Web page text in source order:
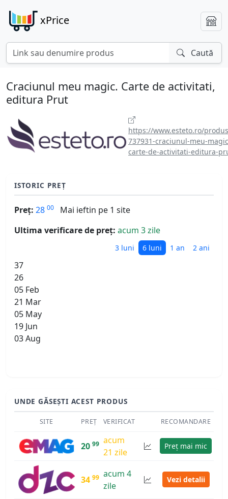
xPrice
Caută
Craciunul meu magic. Carte de activitati,
editura Prut
https://www.esteto.ro/
737931-craciunul-meu-
carte-de-activitati-editura-
ISTORIC PREȚ
Preț: 28 00
Mai ieftin pe 1 site
Ultima verificare de preț: acum 3 zile
3 luni 6 luni 1 an 2 ani
37
26
05 Feb
21 Mar
05 May
19 Jun
03 Aug
UNDE GĂSEȘTI ACEST PRODUS
SITE PREȚ VERIFICAT RECOMANDARE
20 99 acum
21 zile
Preț mai mic
34 99 acum 4
zile
Vezi detalii